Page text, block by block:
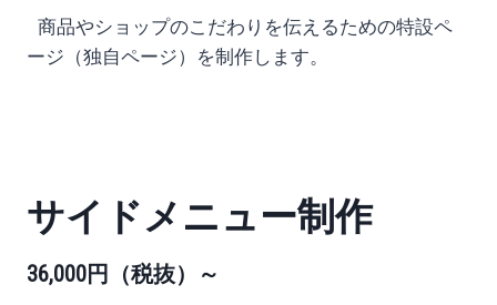
商品やショップのこだわりを伝えるための特設ペ
ージ （独自ページ）を制作します。
サイドメニュー制作
36,000円 （税抜） ～